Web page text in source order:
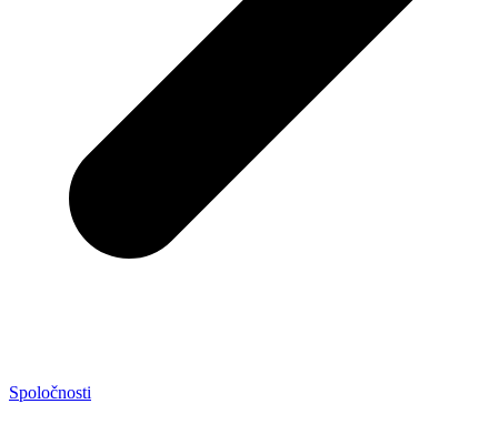
Spoločnosti